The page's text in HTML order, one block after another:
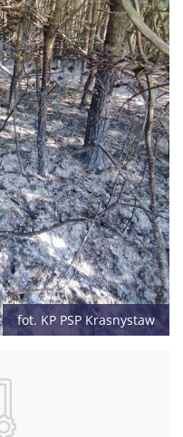
fot. KP PSP Krasnystaw